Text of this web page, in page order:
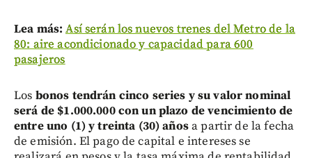
Lea más:Así serán los nuevos trenes del Metro de la
80: aire acondicionado y capacidad para 600
pasajeros
Los bonos tendrán cinco series y su valor nominal
será de $1.000.000 con un plazo de vencimiento de
entre uno (1) y treinta (30) añosa partir de la fecha
de emisión. El pago de capital e intereses se